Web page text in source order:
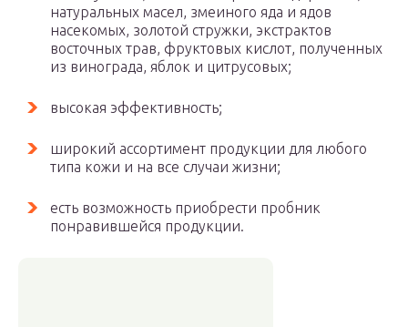
натуральных масел, змеиного яда и ядов
насекомых, золотой стружки, экстрактов
восточных трав, фруктовых кислот, полученных
из винограда, яблок и цитрусовых;
высокая эффективность;
широкий ассортимент продукции для любого
типа кожи и на все случаи жизни;
есть возможность приобрести пробник
понравившейся продукции.